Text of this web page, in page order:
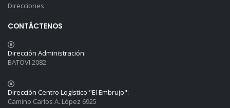
Direcciones
CONTÁCTENOS
Dirección Administración:
BATOVI 2082
Dirección Centro Logístico "El Embrujo":
Camino Carlos A. López 6925